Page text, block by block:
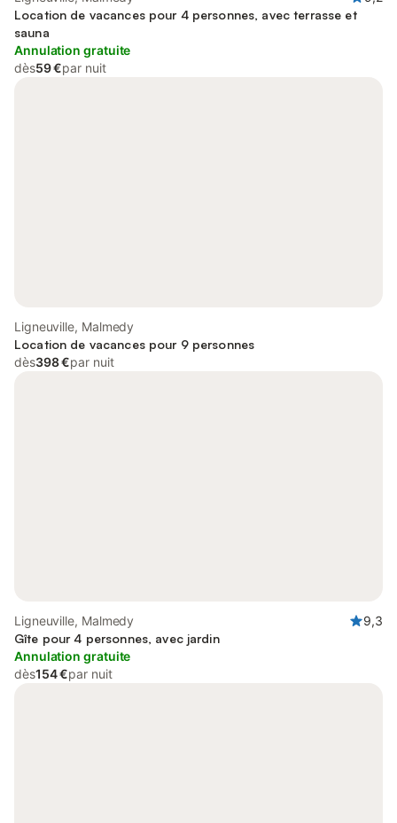
Location de vacances pour 4 personnes, avec terrasse et
sauna
Annulation gratuite
dès59 €par nuit
Ligneuville, Malmedy
Location de vacances pour 9 personnes
dès398 €par nuit
Ligneuville, Malmedy
9,3
Gîte pour 4 personnes, avec jardin
Annulation gratuite
dès154 €par nuit